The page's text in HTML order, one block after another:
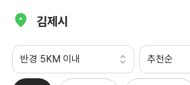
김제시
반경 5KM 이내 추천순